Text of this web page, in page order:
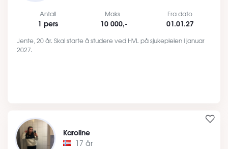
Antall
1 pers
Maks
10 000,-
Fra dato
01.01.27
Jente, 20 år. Skal starte å studere ved HVL på sjukepleien i januar
2027.
Karoline
17 år